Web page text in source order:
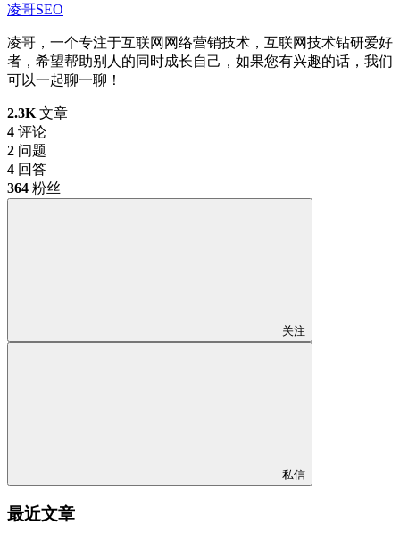
凌哥SEO
凌哥，一个专注于互联网网络营销技术，互联网技术钻研爱好
者，希望帮助别人的同时成长自己，如果您有兴趣的话，我们
可以一起聊一聊！
2.3K 文章
4 评论
2 问题
4 回答
364 粉丝
关注
私信
最近文章